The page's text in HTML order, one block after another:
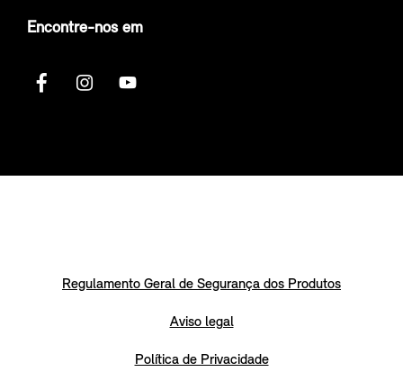
Encontre-nos em
Regulamento Geral de Segurança dos Produtos
Aviso legal
Política de Privacidade